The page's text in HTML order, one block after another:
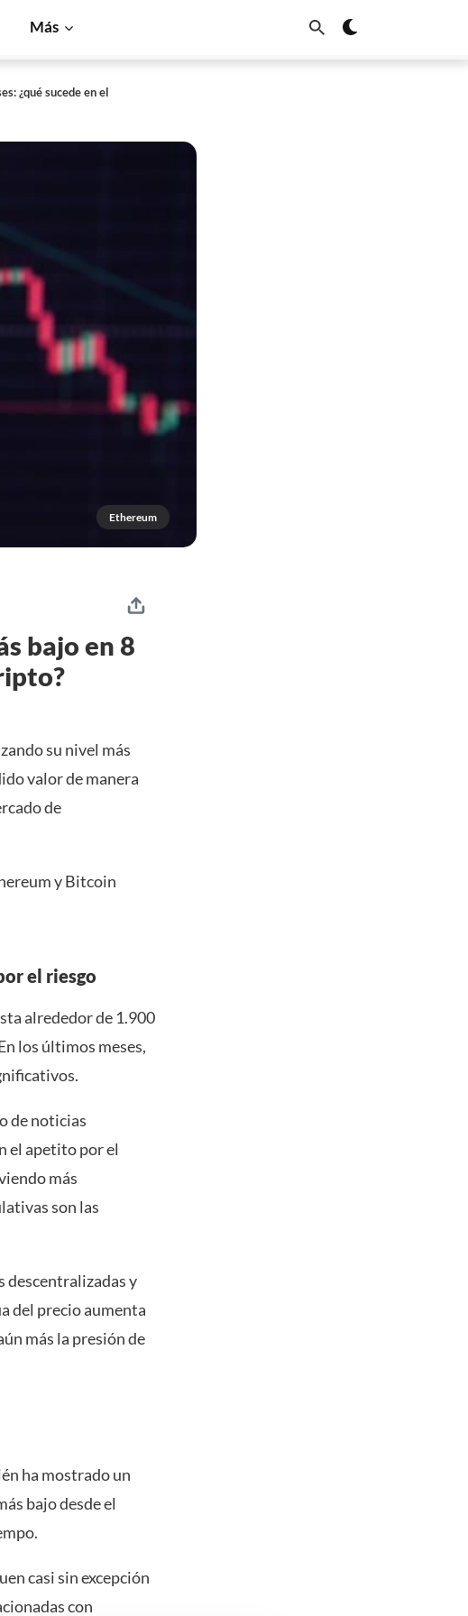
Más
¿qué sucede en el
Ethereum
bajo en 8
su nivel más
valor de manera
de
y Bitcoin
el riesgo
alrededor de 1.900
los últimos meses,
de noticias
el apetito por el
más
son las
descentralizadas y
del precio aumenta
más la presión de
ha mostrado un
bajo desde el
casi sin excepción
con